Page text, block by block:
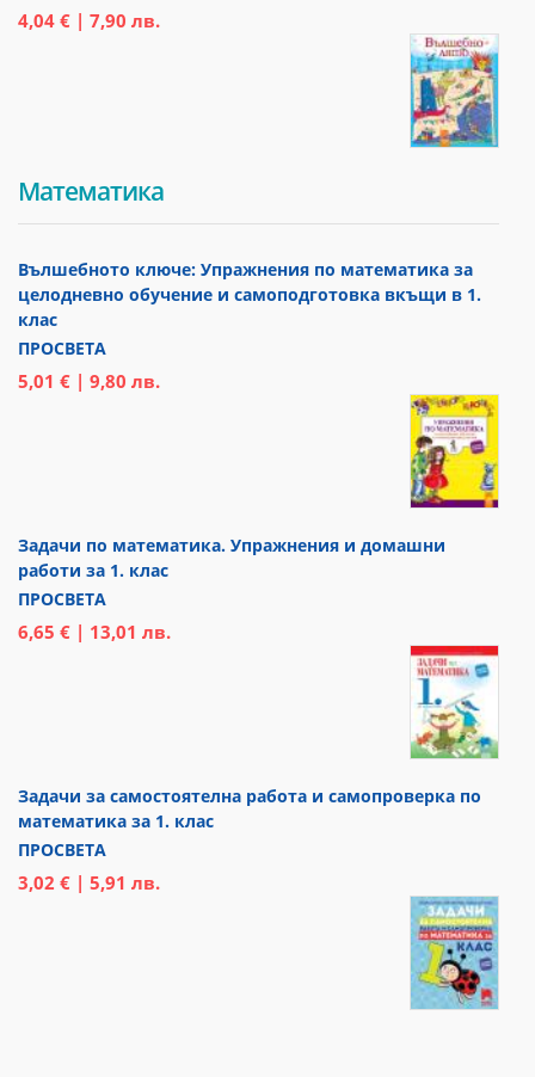
4,04 € | 7,90 лв.
Математика
Вълшебното ключе: Упражнения по математика за
целодневно обучение и самоподготовка вкъщи в 1.
клас
ПРОСВЕТА
5,01 € | 9,80 лв.
Задачи по математика. Упражнения и домашни
работи за 1. клас
ПРОСВЕТА
6,65 € | 13,01 лв.
Задачи за самостоятелна работа и самопроверка по
математика за 1. клас
ПРОСВЕТА
3,02 € | 5,91 лв.